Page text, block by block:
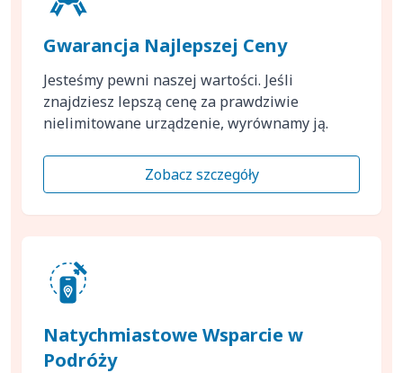
Gwarancja Najlepszej Ceny
Jesteśmy pewni naszej wartości. Jeśli
znajdziesz lepszą cenę za prawdziwie
nielimitowane urządzenie, wyrównamy ją.
Zobacz szczegóły
Natychmiastowe Wsparcie w
Podróży